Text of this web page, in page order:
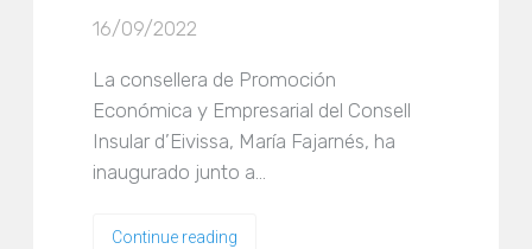
16/09/2022
La consellera de Promoción
Económica y Empresarial del Consell
Insular d’Eivissa, María Fajarnés, ha
inaugurado junto a...
Continue reading